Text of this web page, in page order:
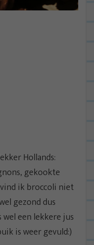
Hollands:
gekookte
ik broccoli niet
gezond dus
een lekkere jus
is weer gevuld:)